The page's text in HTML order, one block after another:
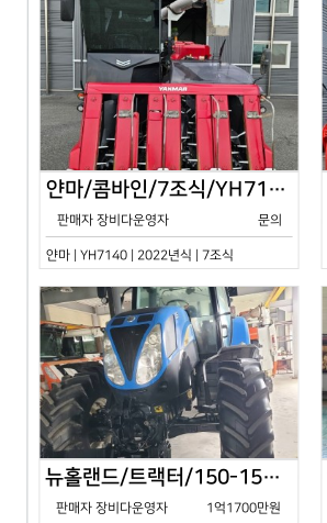
얀마/콤바인/7조식/YH7140/2024년식
판매자 장비다운영자 문의
얀마 | YH7140 | 2022년식 | 7조식
뉴홀랜드/트랙터/150-159hp/T6080/2016년식
판매자 장비다운영자 1억1700만원